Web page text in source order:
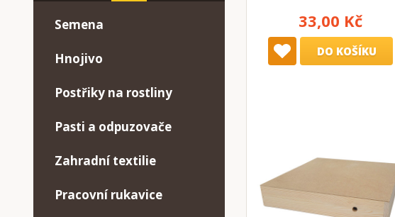
33,00 Kč
DO KOŠÍKU
Semena
Hnojivo
Postřiky na rostliny
Pasti a odpuzovače
Zahradní textilie
Pracovní rukavice